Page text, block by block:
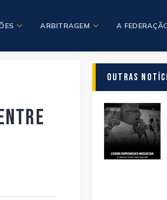
ARBITRAGEM A
Outras